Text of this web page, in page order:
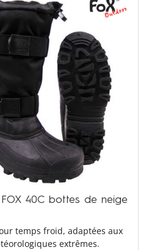
FOX 40C bottes de neige
temps froid, adaptées aux
extrêmes.